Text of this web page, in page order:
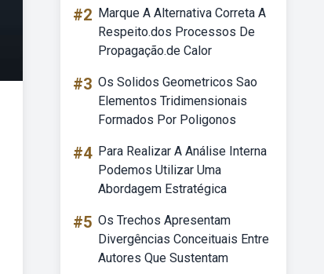
#2 Marque A Alternativa Correta A
Respeito.dos Processos De
Propagação.de Calor
#3 Os Solidos Geometricos Sao
Elementos Tridimensionais
Formados Por Poligonos
#4 Para Realizar A Análise Interna
Podemos Utilizar Uma
Abordagem Estratégica
#5 Os Trechos Apresentam
Divergências Conceituais Entre
Autores Que Sustentam